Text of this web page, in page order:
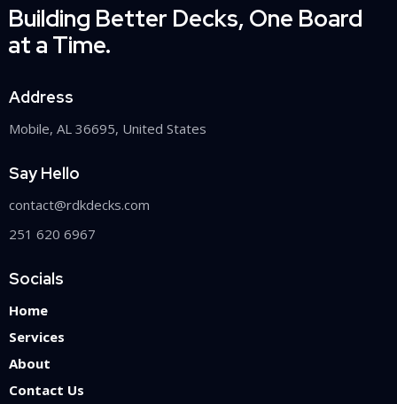
Building Better Decks, One Board
at a Time.
Address
Mobile, AL 36695, United States
Say Hello
contact@rdkdecks.com
251 620 6967
Socials
Home
Services
About
Contact Us